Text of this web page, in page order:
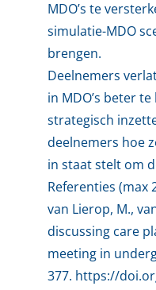
MDO’s te
simulatie-MDO
brengen.
Deelnemers
in MDO’s beter
strategisch
deelnemers hoe
in staat stelt om
Referenties (max
van Lierop, M.,
discussing care
meeting in
377. https://